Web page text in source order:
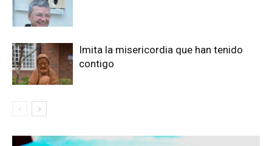
Imita la misericordia que han tenido
contigo